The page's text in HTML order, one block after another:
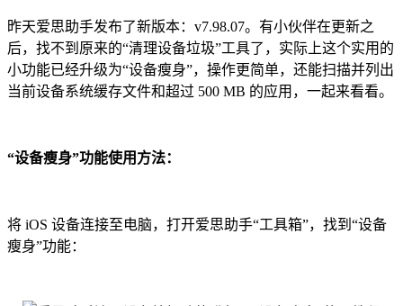
昨天爱思助手发布了新版本：v7.98.07。有小伙伴在更新之
后，找不到原来的“清理设备垃圾”工具了，实际上这个实用的
小功能已经升级为“设备瘦身”，操作更简单，还能扫描并列出
当前设备系统缓存文件和超过 500 MB 的应用，一起来看看。
“设备瘦身”功能使用方法：
将 iOS 设备连接至电脑，打开爱思助手“工具箱”，找到“设备
瘦身”功能：